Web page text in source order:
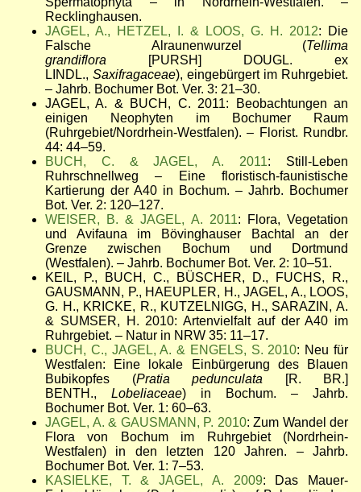
Recklinghausen.
JAGEL, A., HETZEL, I. & LOOS, G. H. 2012: Die
Falsche Alraunenwurzel (Tellima
grandiflora [PURSH] DOUGL. ex
LINDL., Saxifragaceae), eingebürgert im Ruhrgebiet.
– Jahrb. Bochumer Bot. Ver. 3: 21–30.
JAGEL, A. & BUCH, C. 2011: Beobachtungen an
einigen Neophyten im Bochumer Raum
(Ruhrgebiet/Nordrhein-Westfalen). – Florist. Rundbr.
44: 44–59.
BUCH, C. & JAGEL, A. 2011: Still-Leben
Ruhrschnellweg – Eine floristisch-faunistische
Kartierung der A40 in Bochum. – Jahrb. Bochumer
Bot. Ver. 2: 120–127.
WEISER, B. & JAGEL, A. 2011: Flora, Vegetation
und Avifauna im Bövinghauser Bachtal an der
Grenze zwischen Bochum und Dortmund
(Westfalen). – Jahrb. Bochumer Bot. Ver. 2: 10–51.
KEIL, P., BUCH, C., BÜSCHER, D., FUCHS, R.,
GAUSMANN, P., HAEUPLER, H., JAGEL, A., LOOS,
G. H., KRICKE, R., KUTZELNIGG, H., SARAZIN, A.
& SUMSER, H. 2010: Artenvielfalt auf der A40 im
Ruhrgebiet. – Natur in NRW 35: 11–17.
BUCH, C., JAGEL, A. & ENGELS, S. 2010: Neu für
Westfalen: Eine lokale Einbürgerung des Blauen
Bubikopfes (Pratia pedunculata
[R. BR.]
BENTH., Lobeliaceae) in Bochum. – Jahrb.
Bochumer Bot. Ver. 1: 60–63.
JAGEL, A. & GAUSMANN, P. 2010: Zum Wandel der
Flora von Bochum im Ruhrgebiet (Nordrhein-
Westfalen) in den letzten 120 Jahren. – Jahrb.
Bochumer Bot. Ver. 1: 7–53.
KASIELKE, T. & JAGEL, A. 2009: Das Mauer-